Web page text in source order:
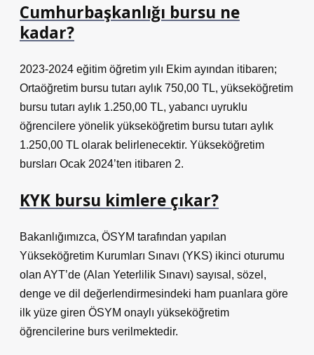
Cumhurbaşkanlığı bursu ne
kadar?
2023-2024 eğitim öğretim yılı Ekim ayından itibaren;
Ortaöğretim bursu tutarı aylık 750,00 TL, yükseköğretim
bursu tutarı aylık 1.250,00 TL, yabancı uyruklu
öğrencilere yönelik yükseköğretim bursu tutarı aylık
1.250,00 TL olarak belirlenecektir. Yükseköğretim
bursları Ocak 2024’ten itibaren 2.
KYK bursu kimlere çıkar?
Bakanlığımızca, ÖSYM tarafından yapılan
Yükseköğretim Kurumları Sınavı (YKS) ikinci oturumu
olan AYT’de (Alan Yeterlilik Sınavı) sayısal, sözel,
denge ve dil değerlendirmesindeki ham puanlara göre
ilk yüze giren ÖSYM onaylı yükseköğretim
öğrencilerine burs verilmektedir.